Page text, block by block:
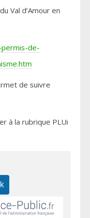
Val d’Amour en
de-
de suivre
à la rubrique PLUi